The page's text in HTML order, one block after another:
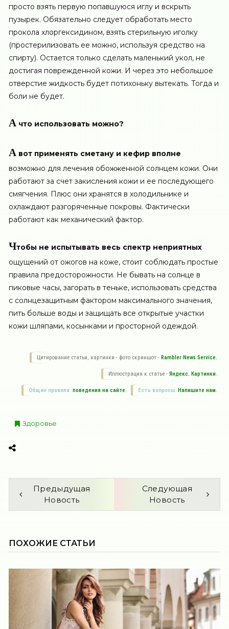
просто взять первую попавшуюся иглу и вскрыть
пузырек. Обязательно следует обработать место
прокола хлоргексидином, взять стерильную иголку
(простерилизовать ее можно, используя средство на
спирту). Остается только сделать маленький укол, не
достигая поврежденной кожи. И через это небольшое
отверстие жидкость будет потихоньку вытекать. Тогда и
боли не будет.
А что использовать можно?
А вот применять сметану и кефир вполне
возможно для лечения обожженной солнцем кожи. Они
работают за счет закисления кожи и ее последующего
смягчения. Плюс они хранятся в холодильнике и
охлаждают разгоряченные покровы. Фактически
работают как механический фактор.
Чтобы не испытывать весь спектр неприятных
ощущений от ожогов на коже, стоит соблюдать простые
правила предосторожности. Не бывать на солнце в
пиковые часы, загорать в теньке, использовать средства
с солнцезащитным фактором максимального значения,
пить больше воды и защищать все открытые участки
кожи шляпами, косынками и просторной одеждой.
Цитирование статьи, картинки - фото скриншот - Rambler News Service.
Иллюстрация к статье - Яндекс. Картинки.
Есть вопросы. Напишите нам.
Общие правила поведения на сайте.
Здоровье
Предыдущая
Новость
Следующая
Новость
ПОХОЖИЕ СТАТЬИ